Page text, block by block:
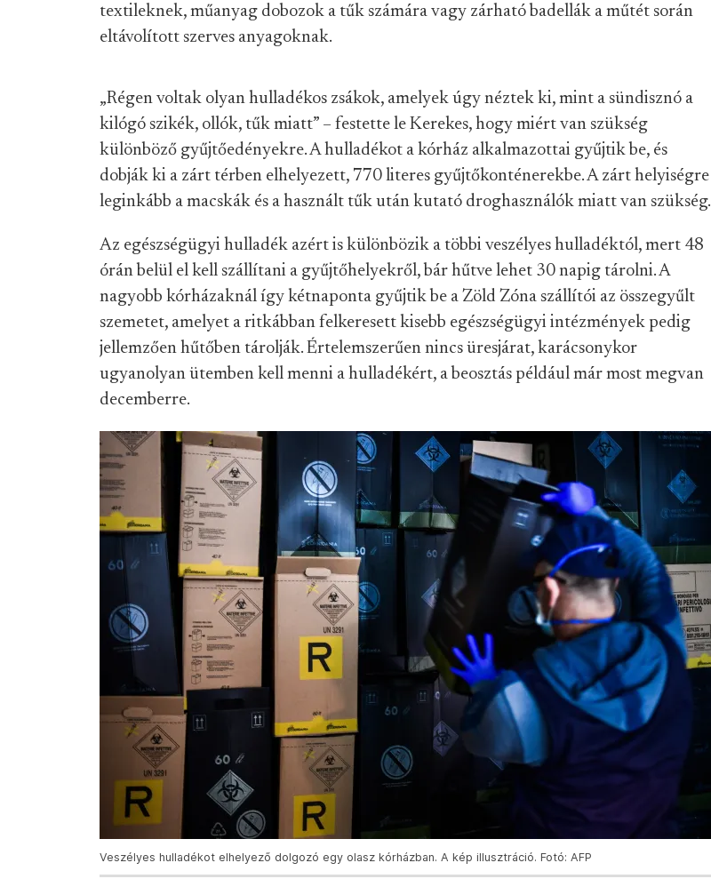
textileknek, műanyag dobozok a tűk számára vagy zárható badellák a műtét során
eltávolított szerves anyagoknak.
„Régen voltak olyan hulladékos zsákok, amelyek úgy néztek ki, mint a sündisznó a
kilógó szikék, ollók, tűk miatt” – festette le Kerekes, hogy miért van szükség
különböző gyűjtőedényekre. A hulladékot a kórház alkalmazottai gyűjtik be, és
dobják ki a zárt térben elhelyezett, 770 literes gyűjtőkonténerekbe. A zárt helyiségre
leginkább a macskák és a használt tűk után kutató droghasználók miatt van szükség.
Az egészségügyi hulladék azért is különbözik a többi veszélyes hulladéktól, mert 48
órán belül el kell szállítani a gyűjtőhelyekről, bár hűtve lehet 30 napig tárolni. A
nagyobb kórházaknál így kétnaponta gyűjtik be a Zöld Zóna szállítói az összegyűlt
szemetet, amelyet a ritkábban felkeresett kisebb egészségügyi intézmények pedig
jellemzően hűtőben tárolják. Értelemszerűen nincs üresjárat, karácsonykor
ugyanolyan ütemben kell menni a hulladékért, a beosztás például már most megvan
decemberre.
Veszélyes hulladékot elhelyező dolgozó egy olasz kórházban. A kép illusztráció. Fotó: AFP